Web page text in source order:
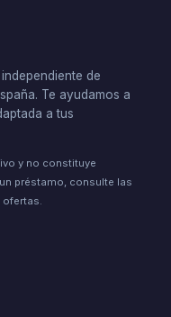
de
Te ayudamos a
a tus
y no constituye
préstamo, consulte las
ofertas.